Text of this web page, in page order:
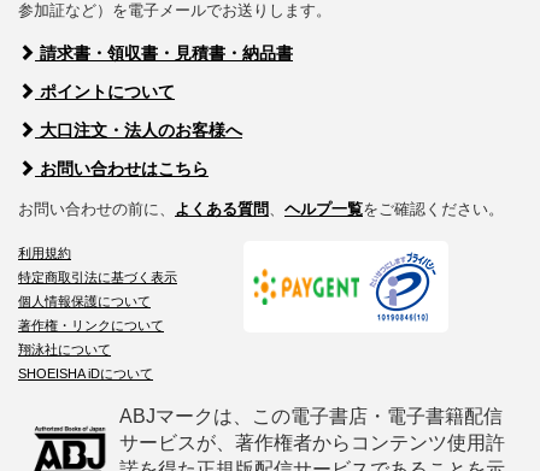
参加証など）を電子メールでお送りします。
請求書・領収書・見積書・納品書
ポイントについて
大口注文・法人のお客様へ
お問い合わせはこちら
お問い合わせの前に、 よくある質問、 ヘルプ一覧をご確認ください。
利用規約
特定商取引法に基づく表示
個人情報保護について
著作権・リンクについて
翔泳社について
SHOEISHA iDについて
ABJマークは、この電子書店・電子書籍配信
サービスが、著作権者からコンテンツ使用許